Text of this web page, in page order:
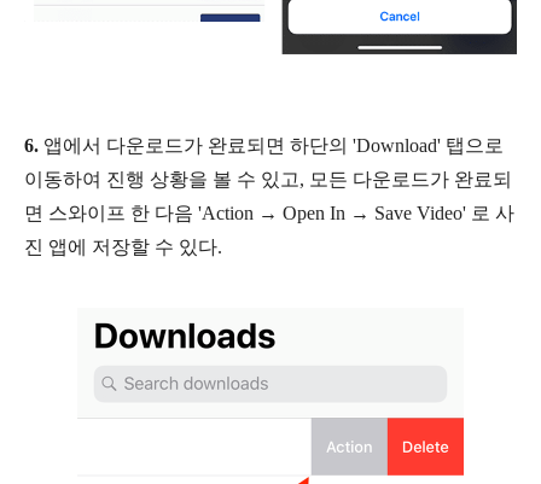
6. 앱에서 다운로드가 완료되면 하단의 'Download' 탭으로
이동하여 진행 상황을 볼 수 있고, 모든 다운로드가 완료되
면 스와이프 한 다음 'Action → Open In → Save Video' 로 사
진 앱에 저장할 수 있다.